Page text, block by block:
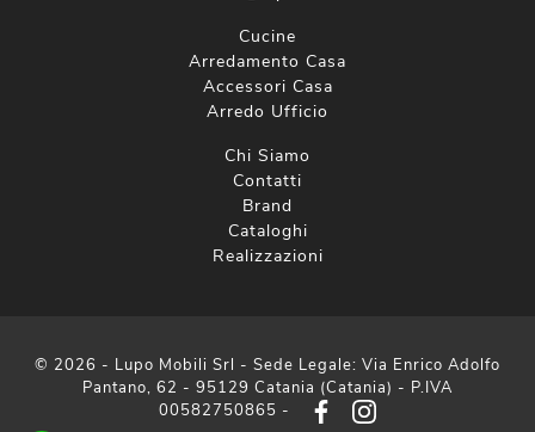
Cucine
Arredamento Casa
Accessori Casa
Arredo Ufficio
Chi Siamo
Contatti
Brand
Cataloghi
Realizzazioni
© 2026 - Lupo Mobili Srl - Sede Legale: Via Enrico Adolfo
Pantano, 62 - 95129 Catania (Catania) - P.IVA
00582750865 -